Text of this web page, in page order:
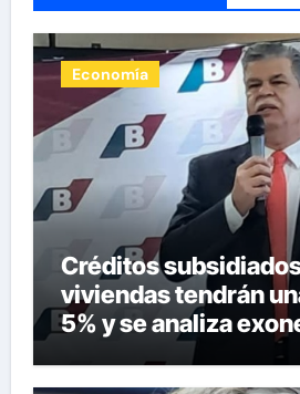
Economía
Créditos
viviendas tendrán
5% y se analiza